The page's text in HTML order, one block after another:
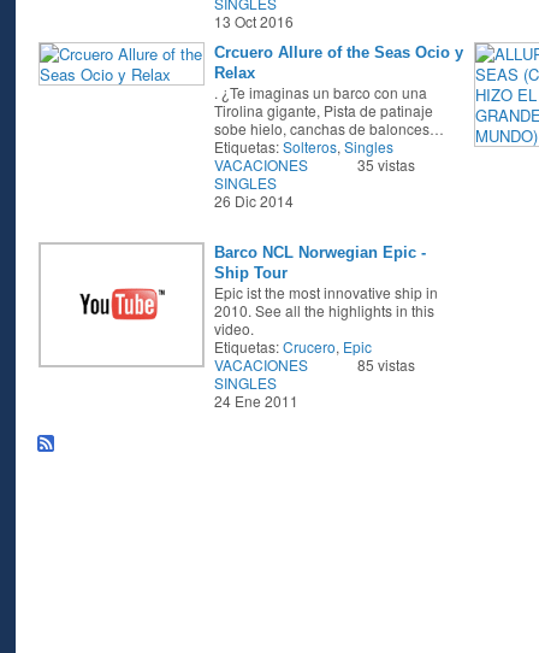
13 Oct 2016
Crcuero Allure of the Seas Ocio y
Relax
. ¿Te imaginas un barco con una
Tirolina gigante, Pista de patinaje
sobe hielo, canchas de balonces…
Etiquetas:Solteros, Singles
VACACIONES
SINGLES
26 Dic 2014
35 vistas
Barco NCL Norwegian Epic -
Ship Tour
Epic ist the most innovative ship in
2010. See all the highlights in this
video.
Etiquetas:Crucero, Epic
VACACIONES
SINGLES
24 Ene 2011
85 vistas